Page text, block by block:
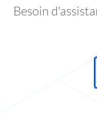
Besoin